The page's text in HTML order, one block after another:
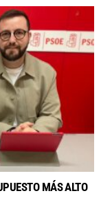
MÁS ALTO